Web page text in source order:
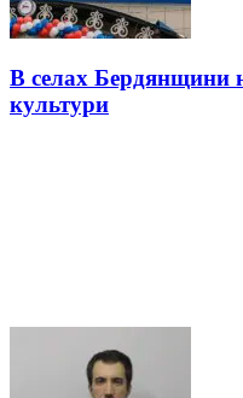
В селах Бердянщини
культури